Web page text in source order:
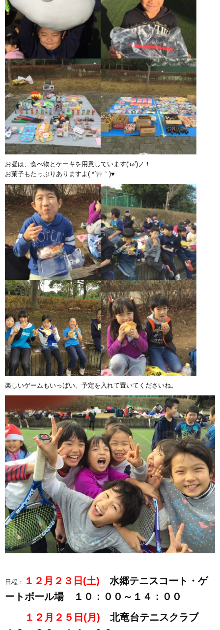
お昼は、食べ物とケーキを用意しています(‘ω’)ノ！
お菓子もたっぷりありますよ( *´艸｀)♥
楽しいゲームもいっぱい。予定を入れて置いてくださいね。
日程： １２月２３日(土) 水郷テニスコート・ゲ
ートボール場 １０：００～１４：００
１２月２５日(月) 北竜台テニスクラブ